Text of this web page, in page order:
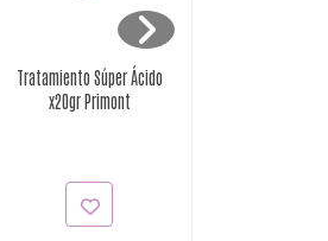
Tratamiento Súper Ácido
x20gr Primont